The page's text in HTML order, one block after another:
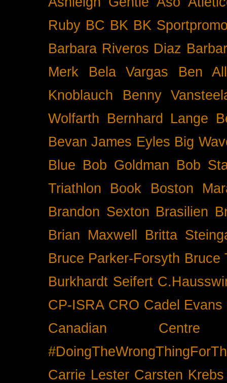
Ruby BC BK BK
Barbara Riveros Diaz
Merk
Bela Vargas
Ben
Knoblauch
Benny
Wolfarth Bernhard Lange
Bevan James Eyles Big
Blue Bob Goldman Bob
Triathlon
Book
Boston
Brandon Sexton Brasilien
Brian Maxwell
Britta
Bruce Parker-Forsyth Bruce
Burkhardt Seifert
CP-ISRA CRO Cadel Evans
Canadian
Carrie Lester Carsten Krebs